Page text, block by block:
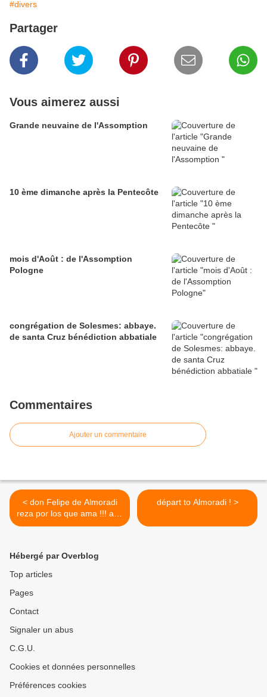
#divers
Partager
Vous aimerez aussi
Grande neuvaine de l'Assomption
10 ème dimanche après la Pentecôte
mois d'Août : de l'Assomption
Pologne
congrégation de Solesmes: abbaye.
de santa Cruz bénédiction abbatiale
Commentaires
Ajouter un commentaire
< don Felipe de Almoradi
reza por los que ama !!! ave
Maria.
départ to Almoradi ! >
Hébergé par Overblog
Top articles
Pages
Contact
Signaler un abus
C.G.U.
Cookies et données personnelles
Préférences cookies